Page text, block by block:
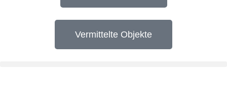
Vermittelte Objekte